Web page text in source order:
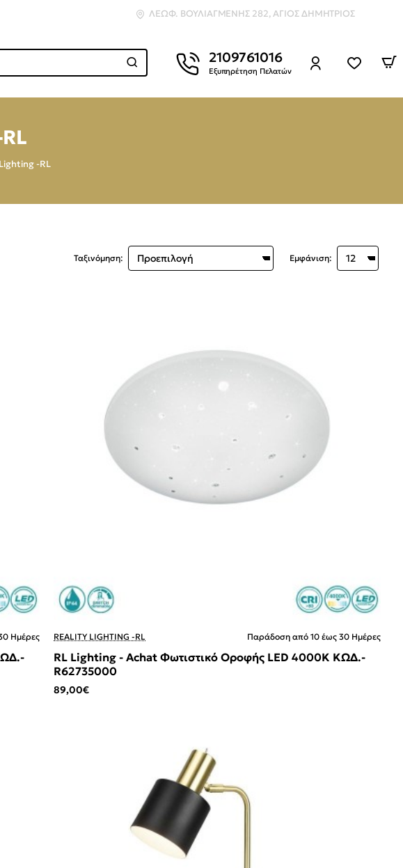
ΛΕΩΦ. ΒΟΥΛΙΑΓΜΈΝΗΣ 282, ΆΓΙΟΣ ΔΗΜΉΤΡΙΟΣ
2109761016
Εξυπηρέτηση Πελατών
-RL
Ταξινόμηση: Εμφάνιση:
Ημέρες REALITY LIGHTING -RL Παράδοση από 10 έως 30 Ημέρες
RL Lighting - Achat Φωτιστικό Οροφής LED 4000K ΚΩΔ.-
R62735000
89,00€